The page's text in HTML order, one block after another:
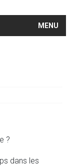
MENU
?
dans les